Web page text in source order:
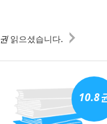
권읽으셨습니다.
10.8